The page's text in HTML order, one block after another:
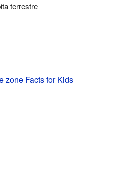
terrestre
zone Facts for Kids